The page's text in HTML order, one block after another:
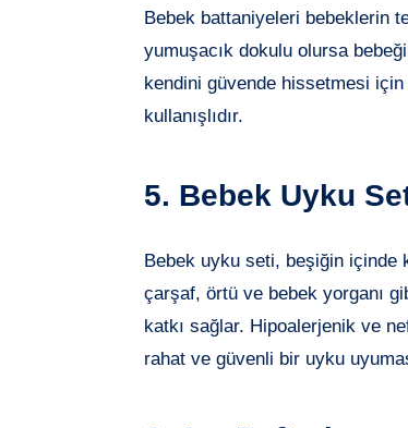
Bebek battaniyeleri bebeklerin
yumuşacık dokulu olursa
kendini güvende hissetmesi
kullanışlıdır.
5. Bebek Uyku
Bebek uyku seti, beşiğin içinde
çarşaf, örtü ve bebek yorganı
katkı sağlar. Hipoalerjenik ve
rahat ve güvenli bir uyku